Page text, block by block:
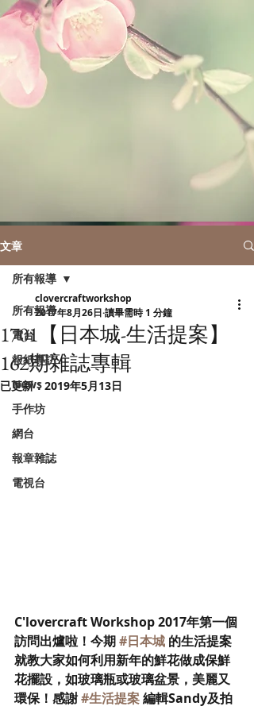
文章
所有報導
電台
報紙專訪
News
手作坊
網台
報章雜誌
電視台
所有報導
1701【日本城-生活提案】
162期雜誌專輯
clovercraftworkshop
2017年8月26日 讀畢需時 1 分鐘
已更新：2019年5月13日
C'lovercraft Workshop 2017年第一個
訪問出爐啦！今期 #日本城 的生活提案
就教大家如何利用新年的鮮花做成保鮮
花擺設，如玻璃瓶或玻璃盆景，美麗又
環保！感謝 #生活提案 編輯Sandy及拍